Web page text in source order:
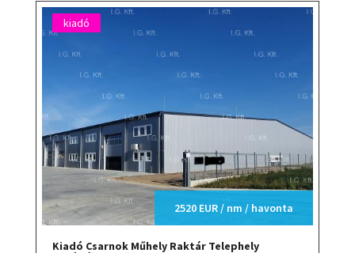
kiadó
2520 EUR / nm / havonta
Kiadó Csarnok Műhely Raktár Telephely